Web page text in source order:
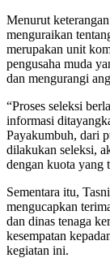
Menurut
menguraikan
merupakan unit
pengusaha muda
dan mengurangi
“Proses seleksi
informasi
Payakumbuh, dari
dilakukan seleksi,
dengan kuota yang
Sementara itu,
mengucapkan
dan dinas tenaga
kesempatan
kegiatan ini.